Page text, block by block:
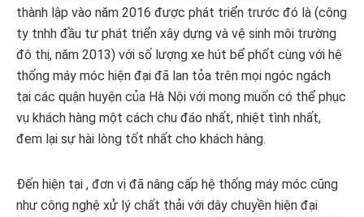
thành lập vào năm 2016 được phát triển trước đó là (công
ty tnhh đầu tư phát triển xây dựng và vệ sinh môi trường
đô thị, năm 2013) với số lượng xe hút bể phốt cùng với hệ
thống máy móc hiện đại đã lan tỏa trên mọi ngóc ngách
tại các quận huyện của Hà Nội với mong muốn có thể phục
vụ khách hàng một cách chu đáo nhất, nhiệt tình nhất,
đem lại sự hài lòng tốt nhất cho khách hàng.
Đến hiện tại , đơn vị đã nâng cấp hệ thống máy móc cũng
như công nghệ xử lý chất thải với dây chuyền hiện đại